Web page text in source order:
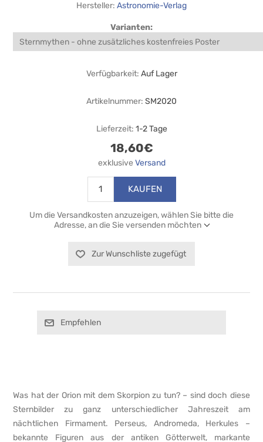
Hersteller: Astronomie-Verlag
Varianten:
Verfügbarkeit: Auf Lager
Artikelnummer: SM2020
Lieferzeit: 1-2 Tage
18,60€
exklusive Versand
KAUFEN
Um die Versandkosten anzuzeigen, wählen Sie bitte die
Adresse, an die Sie versenden möchten
Zur Wunschliste zugefügt
Empfehlen
Was hat der Orion mit dem Skorpion zu tun? – sind doch diese
Sternbilder zu ganz unterschiedlicher Jahreszeit am
nächtlichen Firmament. Perseus, Andromeda, Herkules –
bekannte Figuren aus der antiken Götterwelt, markante